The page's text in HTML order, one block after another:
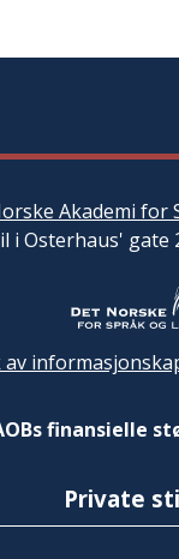
Akademi for
i Osterhaus' gate
av
finansielle
Private